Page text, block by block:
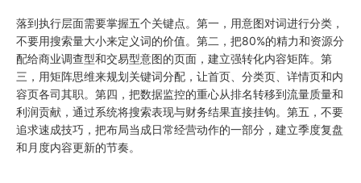
落到执行层面需要掌握五个关键点。第一，用意图对词进行分类，
不要用搜索量大小来定义词的价值。第二，把80%的精力和资源分
配给商业调查型和交易型意图的页面，建立强转化内容矩阵。第
三，用矩阵思维来规划关键词分配，让首页、分类页、详情页和内
容页各司其职。第四，把数据监控的重心从排名转移到流量质量和
利润贡献，通过系统将搜索表现与财务结果直接挂钩。第五，不要
追求速成技巧，把布局当成日常经营动作的一部分，建立季度复盘
和月度内容更新的节奏。